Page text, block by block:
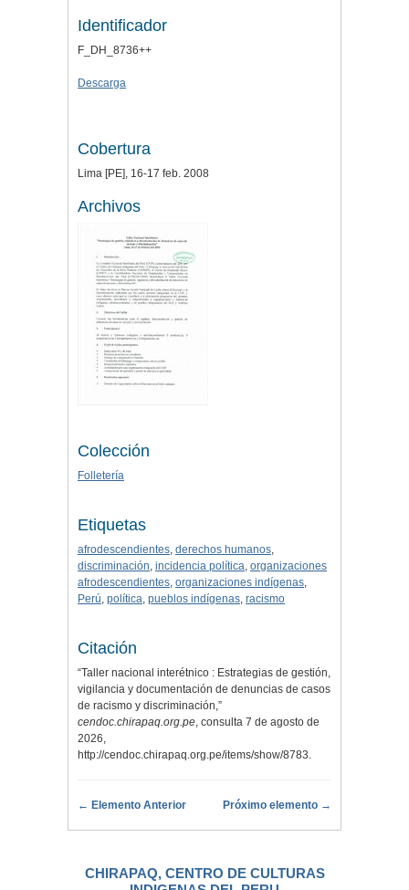
Identificador
F_DH_8736++
Descarga
Cobertura
Lima [PE], 16-17 feb. 2008
Archivos
Colección
Folletería
Etiquetas
afrodescendientes, derechos humanos,
discriminación, incidencia política, organizaciones
afrodescendientes, organizaciones indígenas,
Perú, política, pueblos indígenas, racismo
Citación
“Taller nacional interétnico : Estrategias de gestión,
vigilancia y documentación de denuncias de casos
de racismo y discriminación,”
cendoc.chirapaq.org.pe, consulta 7 de agosto de
2026,
http://cendoc.chirapaq.org.pe/items/show/8783.
← Elemento Anterior Próximo elemento →
CHIRAPAQ, CENTRO DE CULTURAS